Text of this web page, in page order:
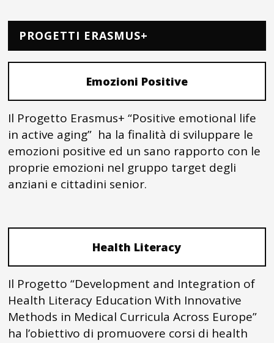
PROGETTI ERASMUS+
Emozioni Positive
Il Progetto Erasmus+ “Positive emotional life
in active aging” ha la finalità di sviluppare le
emozioni positive ed un sano rapporto con le
proprie emozioni nel gruppo target degli
anziani e cittadini senior.
Health Literacy
Il Progetto “Development and Integration of
Health Literacy Education With Innovative
Methods in Medical Curricula Across Europe”
ha l’obiettivo di promuovere corsi di health